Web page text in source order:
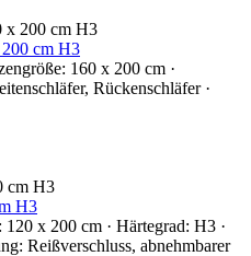
cm H3
160 x 200 cm ·
Rückenschläfer ·
H3
x 200 cm · Härtegrad: H3 ·
Reißverschluss, abnehmbarer